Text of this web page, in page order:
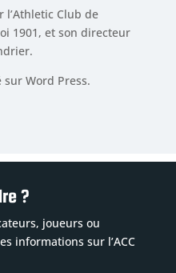
l’Athletic Club de
1901, et son directeur
Word Press.
?
joueurs ou
informations sur l’ACC